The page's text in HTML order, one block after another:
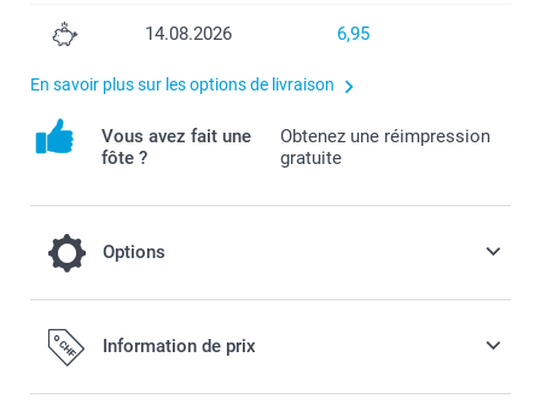
14.08.2026 6,95
En savoir plus sur les options de livraison
Vous avez fait une
fôte ?
Obtenez une réimpression
gratuite
Options
Ajoutez une tirelire Miffy à votre
commandeInformation de prix